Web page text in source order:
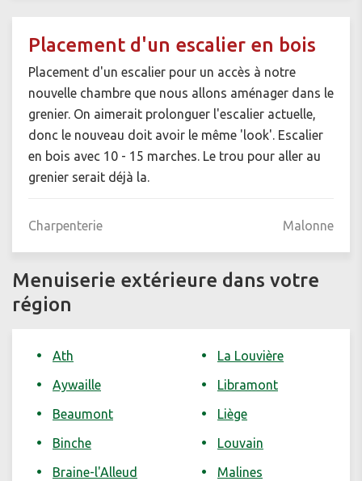
Placement d'un escalier en bois
Placement d'un escalier pour un accès à notre
nouvelle chambre que nous allons aménager dans le
grenier. On aimerait prolonguer l'escalier actuelle,
donc le nouveau doit avoir le même 'look'. Escalier
en bois avec 10 - 15 marches. Le trou pour aller au
grenier serait déjà la.
Charpenterie Malonne
Menuiserie extérieure dans votre
région
Ath
Aywaille
Beaumont
Binche
Braine-l'Alleud
La Louvière
Libramont
Liège
Louvain
Malines